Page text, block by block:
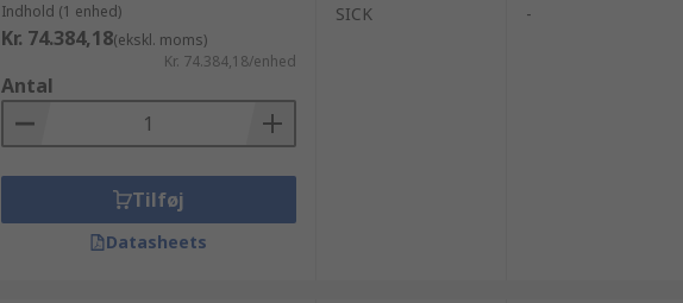
Indhold (1 enhed)
Kr. 74.384,18(ekskl. moms)
Kr. 74.384,18/enhed
Antal
Tilføj
Datasheets
SICK -